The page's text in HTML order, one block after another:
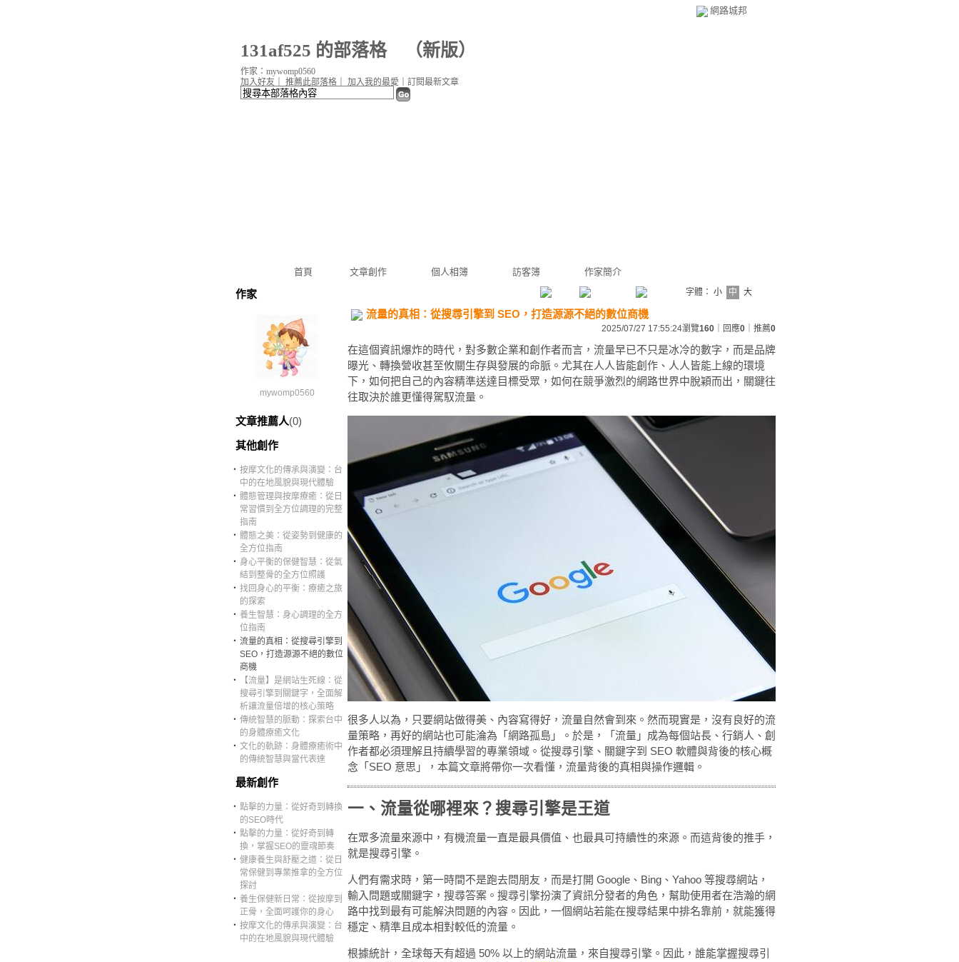
網路城邦
131af525 的部落格（新版）
首頁 文章創作 個人相簿 訪客簿 作家簡介
加入好友 推薦此部落格 加入我的最愛 訂閱最新文章
作家：mywomp0560
作家
mywomp0560
文章推薦人(0)
其他創作
‧ 按摩文化的傳承與演變：台
中的在地風貌與現代體驗
‧ 體態管理與按摩療癒：從日
常習慣到全方位調理的完整
指南
‧ 體態之美：從姿勢到健康的
全方位指南
‧ 身心平衡的保健智慧：從氣
結到整骨的全方位照護
‧ 找回身心的平衡：療癒之旅
的探索
‧ 養生智慧：身心調理的全方
位指南
‧ 流量的真相：從搜尋引擎到
SEO，打造源源不絕的數位
商機
‧
【流量】是網站生死線：從
搜尋引擎到關鍵字，全面解
析讓流量倍增的核心策略
‧ 傳統智慧的脈動：探索台中
的身體療癒文化
‧ 文化的軌跡：身體療癒術中
的傳統智慧與當代表達
最新創作
‧ 點擊的力量：從好奇到轉換
的SEO時代
‧ 點擊的力量：從好奇到轉
換，掌握SEO的靈魂節奏
‧ 健康養生與舒壓之道：從日
常保健到專業推拿的全方位
探討
‧ 養生保健新日常：從按摩到
正骨，全面呵護你的身心
‧ 按摩文化的傳承與演變：台
中的在地風貌與現代體驗
字體： 小 中 大
流量的真相：從搜尋引擎到 SEO，打造源源不絕的數位商機
2025/07/27 17:55:24瀏覽160 ｜回應0 ｜推薦0
在這個資訊爆炸的時代，對多數企業和創作者而言，流量早已不只是冰冷的數字，而是品牌
曝光、轉換營收甚至攸關生存與發展的命脈。尤其在人人皆能創作、人人皆能上線的環境
下，如何把自己的內容精準送達目標受眾，如何在競爭激烈的網路世界中脫穎而出，關鍵往
往取決於誰更懂得駕馭流量。
很多人以為，只要網站做得美、內容寫得好，流量自然會到來。然而現實是，沒有良好的流
量策略，再好的網站也可能淪為「網路孤島」。於是，「流量」成為每個站長、行銷人、創
作者都必須理解且持續學習的專業領域。從搜尋引擎、關鍵字到 SEO 軟體與背後的核心概
念「SEO 意思」，本篇文章將帶你一次看懂，流量背後的真相與操作邏輯。
一、流量從哪裡來？搜尋引擎是王道
在眾多流量來源中，有機流量一直是最具價值、也最具可持續性的來源。而這背後的推手，
就是搜尋引擎。
人們有需求時，第一時間不是跑去問朋友，而是打開 Google、Bing、Yahoo 等搜尋網站，
輸入問題或關鍵字，搜尋答案。搜尋引擎扮演了資訊分發者的角色，幫助使用者在浩瀚的網
路中找到最有可能解決問題的內容。因此，一個網站若能在搜尋結果中排名靠前，就能獲得
穩定、精準且成本相對較低的流量。
根據統計，全球每天有超過 50% 以上的網站流量，來自搜尋引擎。因此，誰能掌握搜尋引